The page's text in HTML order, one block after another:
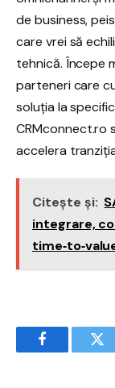
de business,
care vrei să
tehnică. Începe
parteneri care
soluția la
CRMconnect.ro
accelera
Citește și:
integrare,
Facebook